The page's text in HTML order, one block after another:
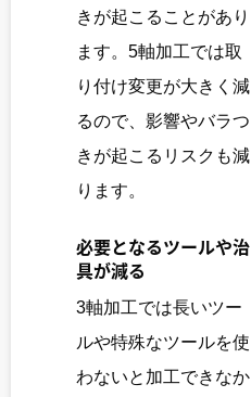
きが起こることがあり
ます。5軸加工では取
り付け変更が大きく減
るので、影響やバラつ
きが起こるリスクも減
ります。
必要となるツールや治
具が減る
3軸加工では長いツー
ルや特殊なツールを使
わないと加工できなか